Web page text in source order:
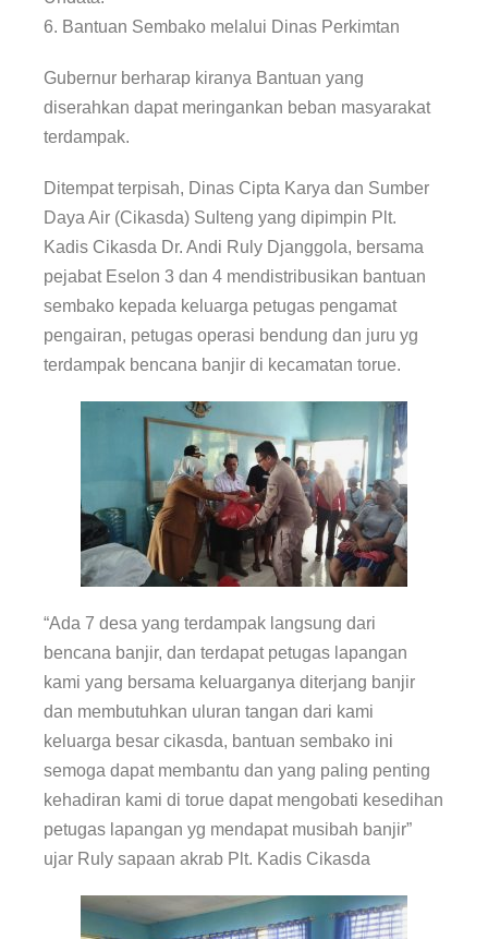
6. Bantuan Sembako melalui Dinas Perkimtan
Gubernur berharap kiranya Bantuan yang
diserahkan dapat meringankan beban masyarakat
terdampak.
Ditempat terpisah, Dinas Cipta Karya dan Sumber
Daya Air (Cikasda) Sulteng yang dipimpin Plt.
Kadis Cikasda Dr. Andi Ruly Djanggola, bersama
pejabat Eselon 3 dan 4 mendistribusikan bantuan
sembako kepada keluarga petugas pengamat
pengairan, petugas operasi bendung dan juru yg
terdampak bencana banjir di kecamatan torue.
“Ada 7 desa yang terdampak langsung dari
bencana banjir, dan terdapat petugas lapangan
kami yang bersama keluarganya diterjang banjir
dan membutuhkan uluran tangan dari kami
keluarga besar cikasda, bantuan sembako ini
semoga dapat membantu dan yang paling penting
kehadiran kami di torue dapat mengobati kesedihan
petugas lapangan yg mendapat musibah banjir”
ujar Ruly sapaan akrab Plt. Kadis Cikasda